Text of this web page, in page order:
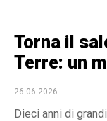
Torna il
Terre: un
26-06-2026
Dieci anni di